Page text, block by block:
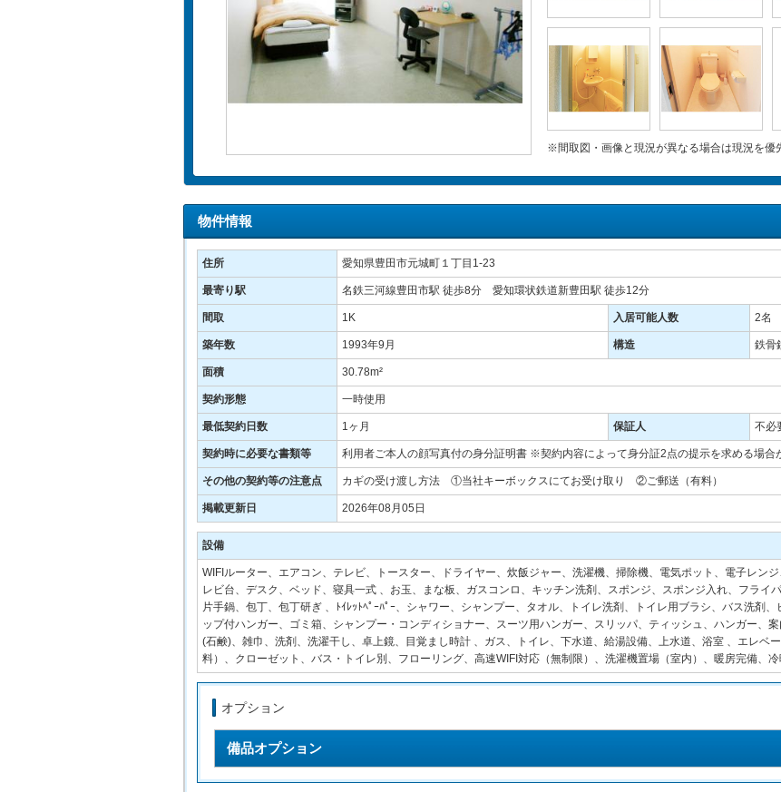
※間取図・画像と現況が異なる場合は現況を優
物件情報
住所 愛知県豊田市元城町１丁目1-23
最寄り駅 名鉄三河線豊田市駅 徒歩8分 愛知環状鉄道新豊田駅 徒歩12分
間取 1K 入居可能人数 2名
築年数 1993年9月 構造 鉄骨
面積 30.78m²
契約形態 一時使用
最低契約日数 1ヶ月 保証人 不必
契約時に必要な書類等 利用者ご本人の顔写真付の身分証明書 ※契約内容によって身分証2点の提示を求める場合
その他の契約等の注意点 カギの受け渡し方法 ①当社キーボックスにてお受け取り ②ご郵送（有料）
掲載更新日 2026年08月05日
設備
WIFIルーター、エアコン、テレビ、トースター、ドライヤー、炊飯ジャー、洗濯機、掃除機、電気ポット、電子レン
レビ台、デスク、ベッド、寝具一式 、お玉、まな板、ガスコンロ、キッチン洗剤、スポンジ、スポンジ入れ、フライ
片手鍋、包丁、包丁研ぎ 、ﾄｲﾚｯﾄﾍﾟｰﾊﾟｰ、シャワー、シャンプー、タオル、トイレ洗剤、トイレ用ブラシ、バス洗剤
ップ付ハンガー、ゴミ箱、シャンプー・コンディショナー、スーツ用ハンガー、スリッパ、ティッシュ、ハンガー、
(石鹸)、雑巾、洗剤、洗濯干し、卓上鏡、目覚まし時計 、ガス、トイレ、下水道、給湯設備、上水道、浴室 、エレベ
料）、クローゼット、バス・トイレ別、フローリング、高速WIFI対応（無制限）、洗濯機置場（室内）、暖房完備、
オプション
備品オプション